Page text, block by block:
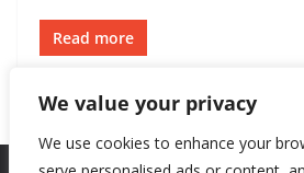
We value your privacy
We use cookies to enhance your
Read more